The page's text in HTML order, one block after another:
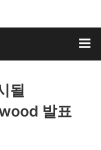
될
발표